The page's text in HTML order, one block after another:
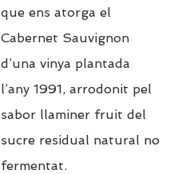
que ens atorga el
Cabernet Sauvignon
d’una vinya plantada
l’any 1991, arrodonit pel
sabor llaminer fruit del
sucre residual natural no
fermentat.